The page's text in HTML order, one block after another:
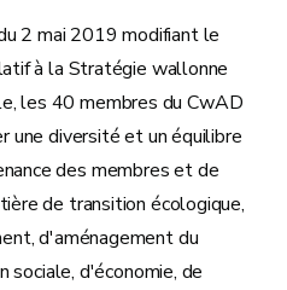
2 mai 2019 modifiant le
à la Stratégie wallonne
les 40 membres du CwAD
une diversité et un équilibre
des membres et de
de transition écologique,
d'aménagement du
sociale, d'économie, de